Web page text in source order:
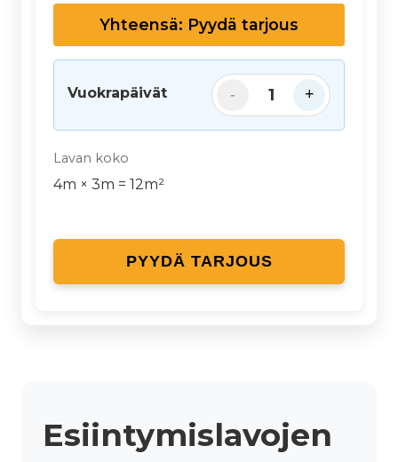
Yhteensä: Pyydä tarjous
Vuokrapäivät - 1 +
Lavan koko
4m × 3m = 12m²
PYYDÄ TARJOUS
Esiintymislavojen